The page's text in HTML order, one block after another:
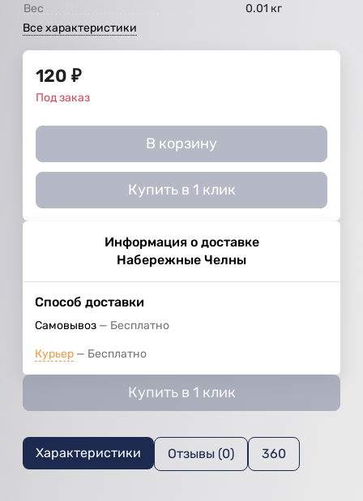
Вес
0.01 кг
Все характеристики
120 ₽
Под заказ
В корзину
Купить в 1 клик
Информация о доставке
Набережные Челны
Способ доставки
Самовывоз Бесплатно
Курьер Бесплатно
Купить в 1 клик
Характеристики Отзывы (0) 360